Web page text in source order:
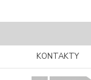
KONTAKTY